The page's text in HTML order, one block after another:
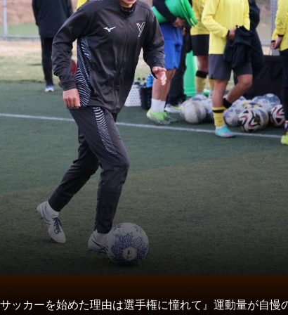
サッカーを始めた理由は選手権に憧れて』運動量が自慢